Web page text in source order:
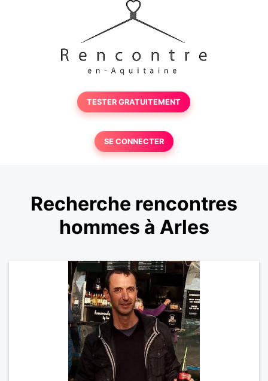
TESTER GRATUITEMENT
SE CONNECTER
Recherche rencontres
hommes à Arles